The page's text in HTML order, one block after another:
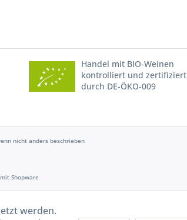
Handel mit BIO-Weinen
kontrolliert und zertifiziert
durch DE-ÖKO-009
nicht anders beschrieben
mit Shopware
werden.